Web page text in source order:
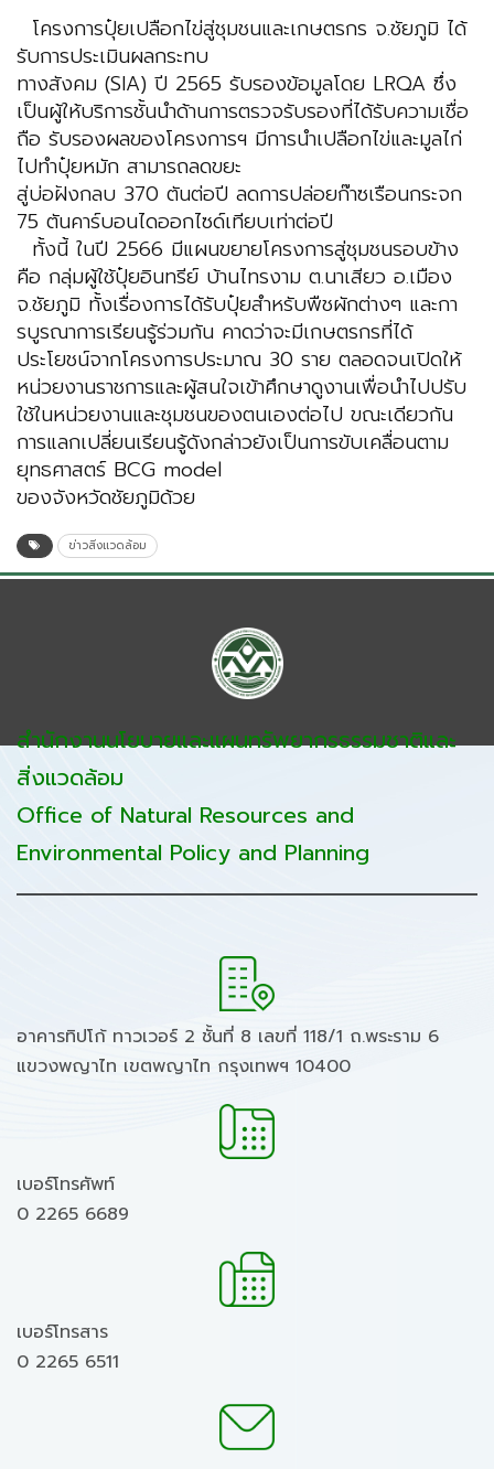
โครงการปุ๋ยเปลือกไข่สู่ชุมชนและเกษตรกร จ.ชัยภูมิ ได้
รับการประเมินผลกระทบ
ทางสังคม (SIA) ปี 2565 รับรองข้อมูลโดย LRQA ซึ่ง
เป็นผู้ให้บริการชั้นนำด้านการตรวจรับรองที่ได้รับความเชื่อ
ถือ รับรองผลของโครงการฯ มีการนำเปลือกไข่และมูลไก่
ไปทำปุ๋ยหมัก สามารถลดขยะ
สู่บ่อฝังกลบ 370 ตันต่อปี ลดการปล่อยก๊าซเรือนกระจก
75 ตันคาร์บอนไดออกไซด์เทียบเท่าต่อปี
ทั้งนี้ ในปี 2566 มีแผนขยายโครงการสู่ชุมชนรอบข้าง
คือ กลุ่มผู้ใช้ปุ๋ยอินทรีย์ บ้านไทรงาม ต.นาเสียว อ.เมือง
จ.ชัยภูมิ ทั้งเรื่องการได้รับปุ๋ยสำหรับพืชผักต่างๆ และกา
รบูรณาการเรียนรู้ร่วมกัน คาดว่าจะมีเกษตรกรที่ได้
ประโยชน์จากโครงการประมาณ 30 ราย ตลอดจนเปิดให้
หน่วยงานราชการและผู้สนใจเข้าศึกษาดูงานเพื่อนำไปปรับ
ใช้ในหน่วยงานและชุมชนของตนเองต่อไป ขณะเดียวกัน
การแลกเปลี่ยนเรียนรู้ดังกล่าวยังเป็นการขับเคลื่อนตาม
ยุทธศาสตร์ BCG model
ของจังหวัดชัยภูมิด้วย
ข่าวสิ่งแวดล้อม
สำนักงานนโยบายและแผนทรัพยากรธรรมชาติและ
สิ่งแวดล้อม
Office of Natural Resources and
Environmental Policy and Planning
อาคารทิปโก้ ทาวเวอร์ 2 ชั้นที่ 8 เลขที่ 118/1 ถ.พระราม 6
แขวงพญาไท เขตพญาไท กรุงเทพฯ 10400
เบอร์โทรศัพท์
0 2265 6689
เบอร์โทรสาร
0 2265 6511